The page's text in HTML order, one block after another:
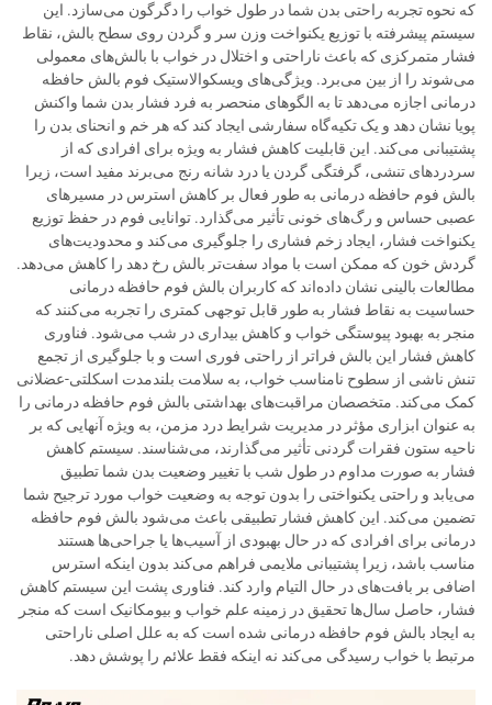
که نحوه تجربه راحتی بدن شما در طول خواب را دگرگون می‌سازد. این
سیستم پیشرفته با توزیع یکنواخت وزن سر و گردن روی سطح بالش، نقاط
فشار متمرکزی که باعث ناراحتی و اختلال در خواب با بالش‌های معمولی
می‌شوند را از بین می‌برد. ویژگی‌های ویسکوالاستیک فوم بالش حافظه
درمانی اجازه می‌دهد تا به الگوهای منحصر به فرد فشار بدن شما واکنش
پویا نشان دهد و یک تکیه‌گاه سفارشی ایجاد کند که هر خم و انحنای بدن را
پشتیبانی می‌کند. این قابلیت کاهش فشار به ویژه برای افرادی که از
سردردهای تنشی، گرفتگی گردن یا درد شانه رنج می‌برند مفید است، زیرا
بالش فوم حافظه درمانی به طور فعال بر کاهش استرس در مسیرهای
عصبی حساس و رگ‌های خونی تأثیر می‌گذارد. توانایی فوم در حفظ توزیع
یکنواخت فشار، ایجاد زخم فشاری را جلوگیری می‌کند و محدودیت‌های
گردش خون که ممکن است با مواد سفت‌تر بالش رخ دهد را کاهش می‌دهد.
مطالعات بالینی نشان داده‌اند که کاربران بالش فوم حافظه درمانی
حساسیت به نقاط فشار به طور قابل توجهی کمتری را تجربه می‌کنند که
منجر به بهبود پیوستگی خواب و کاهش بیداری در شب می‌شود. فناوری
کاهش فشار این بالش فراتر از راحتی فوری است و با جلوگیری از تجمع
تنش ناشی از سطوح نامناسب خواب، به سلامت بلندمدت اسکلتی-عضلانی
کمک می‌کند. متخصصان مراقبت‌های بهداشتی بالش فوم حافظه درمانی را
به عنوان ابزاری مؤثر در مدیریت شرایط درد مزمن، به ویژه آنهایی که بر
ناحیه ستون فقرات گردنی تأثیر می‌گذارند، می‌شناسند. سیستم کاهش
فشار به صورت مداوم در طول شب با تغییر وضعیت بدن شما تطبیق
می‌یابد و راحتی یکنواختی را بدون توجه به وضعیت خواب مورد ترجیح شما
تضمین می‌کند. این کاهش فشار تطبیقی باعث می‌شود بالش فوم حافظه
درمانی برای افرادی که در حال بهبودی از آسیب‌ها یا جراحی‌ها هستند
مناسب باشد، زیرا پشتیبانی ملایمی فراهم می‌کند بدون اینکه استرس
اضافی بر بافت‌های در حال التیام وارد کند. فناوری پشت این سیستم کاهش
فشار، حاصل سال‌ها تحقیق در زمینه علم خواب و بیومکانیک است که منجر
به ایجاد بالش فوم حافظه درمانی شده است که به علل اصلی ناراحتی
مرتبط با خواب رسیدگی می‌کند نه اینکه فقط علائم را پوشش دهد.